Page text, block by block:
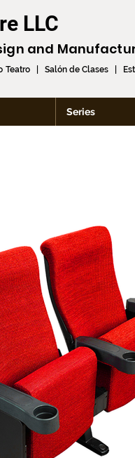
LLC
and
Teatro | Salón de Clases |
Series